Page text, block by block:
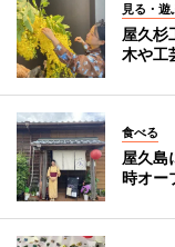
見る・遊
屋久杉
木や工
食べる
屋久島
時オー